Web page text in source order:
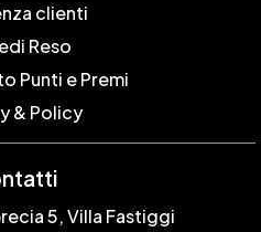
clienti
Reso
Punti e Premi
& Policy
5, Villa Fastiggi